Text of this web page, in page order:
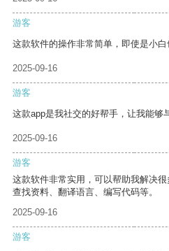
游客
这款软件的操作非常简单，即使是小白
2025-09-16
游客
这款app是我社交的好帮手，让我能够
2025-09-16
游客
这款软件非常实用，可以帮助我解决
查找资料、翻译语言、编写代码等。
2025-09-16
游客